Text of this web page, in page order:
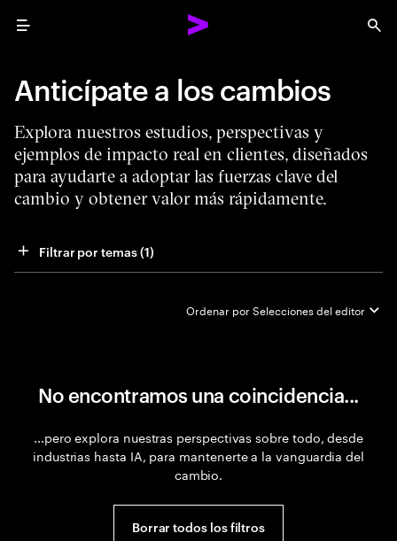
Menu
Anticípate a los cambios
Explora nuestros estudios, perspectivas y
ejemplos de impacto real en clientes, diseñados
para ayudarte a adoptar las fuerzas clave del
cambio y obtener valor más rápidamente.
Filtrar por temas (1)
Ordenar porSelecciones del editor
No encontramos una coincidencia...
...pero explora nuestras perspectivas sobre todo, desde
industrias hasta IA, para mantenerte a la vanguardia del
cambio.
Borrar todos los filtros